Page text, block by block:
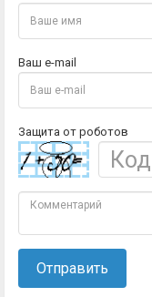
Ваш e-mail
Защита от роботов
Отправить